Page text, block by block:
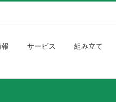
サービス 組み立て